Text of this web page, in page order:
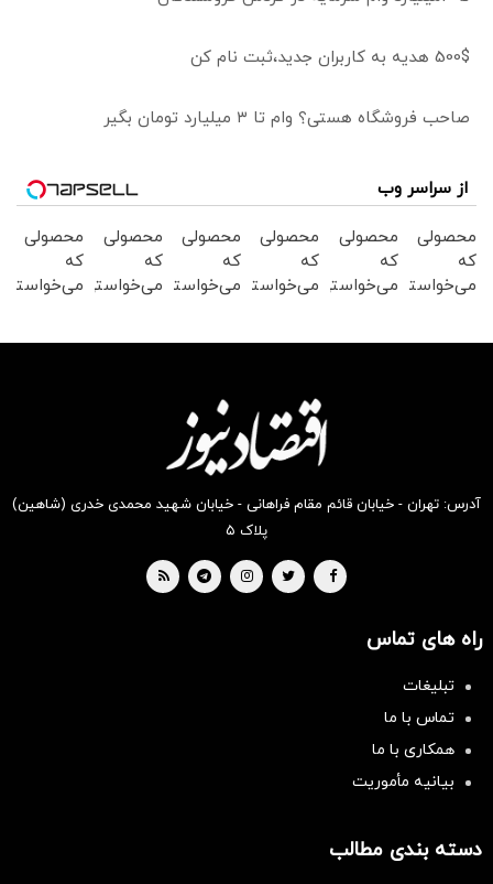
500$ هدیه به کاربران جدید،ثبت نام کن
صاحب فروشگاه هستی؟ وام تا ۳ میلیارد تومان بگیر
از سراسر وب
محصولی
که
می‌خواستی
محصولی
که
می‌خواستی
محصولی
که
می‌خواستی
بخر !
محصولی
که
می‌خواستی
بخر !
محصولی
که
می‌خواستی
محصولی
که
می‌خواستی
آدرس: تهران - خیابان قائم مقام فراهانی - خیابان شهید محمدی خدری (شاهین)
پلاک ۵
راه های تماس
تبلیغات
تماس با ما
همکاری با ما
بیانیه مأموریت
دسته بندی مطالب